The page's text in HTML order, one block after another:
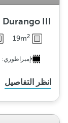
Durango III
19m2
إمبراطوري:
انظر التفاصيل